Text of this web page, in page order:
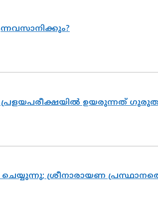
പ്രളയപരീക്ഷയിൽ ഉയരുന്നത്
ശ്രീനാരായണ